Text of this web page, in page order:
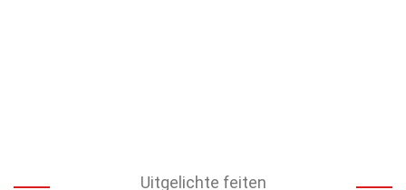
Uitgelichte feiten